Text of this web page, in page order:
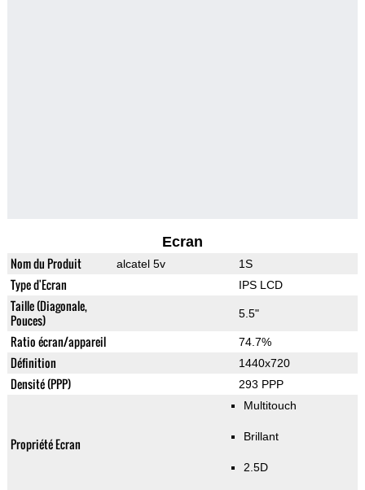
Ecran
Nom du Produit alcatel 5v 1S
Type d'Ecran IPS LCD
Taille (Diagonale,
Pouces)
5.5"
Ratio écran/appareil 74.7%
Définition 1440x720
Densité (PPP) 293 PPP
Propriété Ecran
Multitouch
Brillant
2.5D